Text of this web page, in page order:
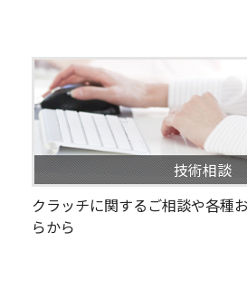
技術相談
クラッチに関するご相談や各種
らから